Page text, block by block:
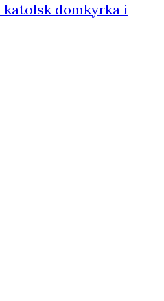
domkyrka i